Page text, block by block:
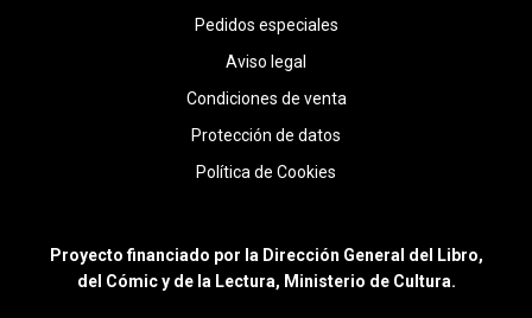
Pedidos especiales
Aviso legal
Condiciones de venta
Protección de datos
Política de Cookies
Proyecto financiado por la Dirección General del Libro,
del Cómic y de la Lectura, Ministerio de Cultura.